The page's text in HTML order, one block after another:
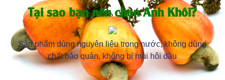
Tại sao bạn nên chọn Anh Khôi?
Sản phẩm dùng nguyên liệu trong nước, không dùng
chất bảo quản, không bị mùi hôi dầu